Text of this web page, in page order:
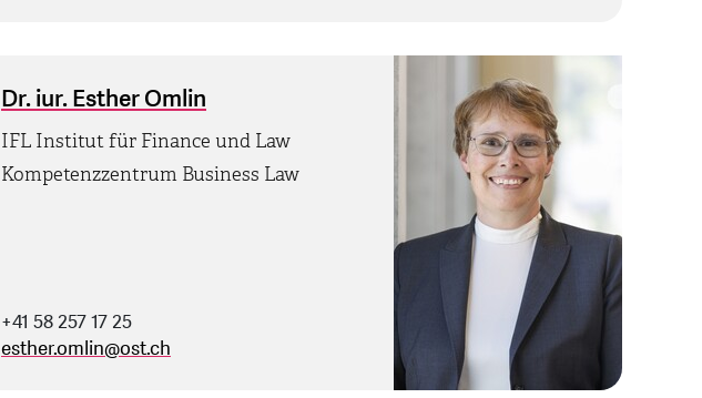
Dr. iur. Esther Omlin
IFL Institut für Finance und Law
Kompetenzzentrum Business Law
+41 58 257 17 25
esther.omlin@ost.ch